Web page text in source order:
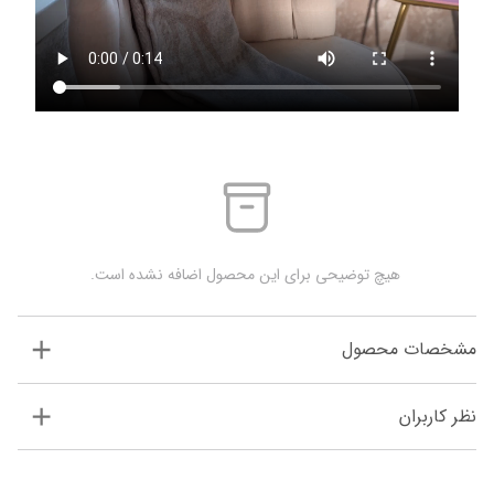
هیچ توضیحی برای این محصول اضافه نشده است.
مشخصات محصول
نظر کاربران